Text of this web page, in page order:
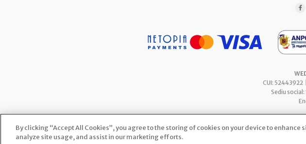
CUI:
Sediu social:
By clicking “Accept All Cookies”, you agree to the storing of cookies on your device to enhance
analyze site usage, and assist in our marketing efforts.